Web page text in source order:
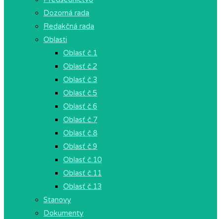
Dozorná rada
Redakčná rada
Oblasti
Oblasť č.1
Oblasť č.2
Oblasť č.3
Oblasť č.5
Oblasť č.6
Oblasť č.7
Oblasť č.8
Oblasť č.9
Oblasť č.10
Oblasť č.11
Oblasť č.13
Stanovy
Dokumenty